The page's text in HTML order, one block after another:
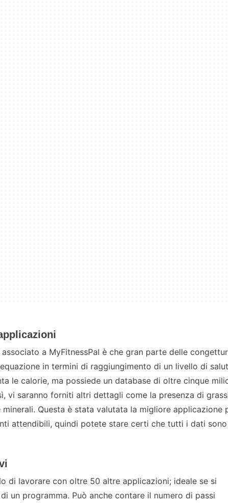
a MyFitnessPal è che gran parte delle
in termini di raggiungimento di un livello di
le calorie, ma possiede un database di oltre cinque
vi saranno forniti altri dettagli come la presenza di
Questa è stata valutata la migliore applicazione
attendibili, quindi potete stare certi che tutti i dati sono
di lavorare con oltre 50 altre applicazioni; ideale se si
un programma. Può anche contare il numero di passi